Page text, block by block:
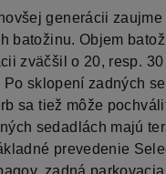
generácii
batožinu. Objem
zväčšil o 20, resp.
Po sklopení zadných
sa tiež môže
sedadlách majú
prevedenie